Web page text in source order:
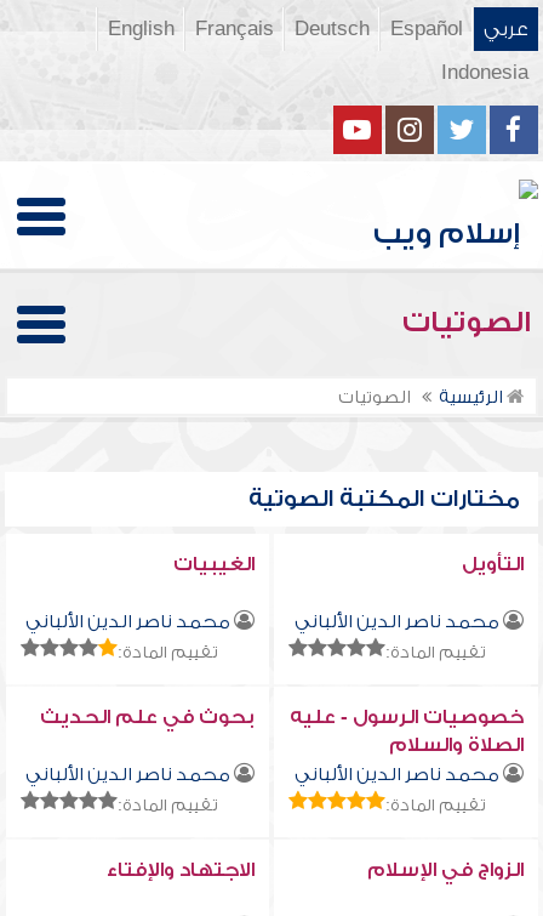
عربي Español
Deutsch
Français
English
Indonesia
الصوتيات
الرئيسية الصوتيات
مختارات المكتبة الصوتية
التأويل
محمد ناصر الدين الألباني
تقييم المادة:
الغيبيات
محمد ناصر الدين الألباني
تقييم المادة:
خصوصيات الرسول - عليه
الصلاة والسلام
محمد ناصر الدين الألباني
تقييم المادة:
بحوث في علم الحديث
محمد ناصر الدين الألباني
تقييم المادة:
الزواج في الإسلام الاجتهاد والإفتاء